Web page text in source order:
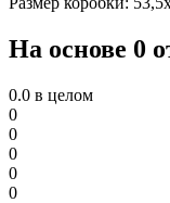
На основе 0
0.0 в целом
0
0
0
0
0